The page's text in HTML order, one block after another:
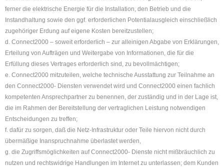
ferner die elektrische Energie für die Installation, den Betrieb und die
Instandhaltung sowie den ggf. erforderlichen Potentialausgleich einschließlich
zugehöriger Erdung auf eigene Kosten bereitzustellen;
d. Connect2000 – soweit erforderlich – zur alleinigen Abgabe von Erklärungen,
Erteilung von Aufträgen und Weitergabe von Informationen, die für die
Erfüllung dieses Vertrages erforderlich sind, zu bevollmächtigen;
e. Connect2000 mitzuteilen, welche technische Ausstattung zur Teilnahme an
den Connect2000- Diensten verwendet wird und Connect2000 einen fachlich
kompetenten Ansprechpartner zu benennen, der zuständig und in der Lage ist,
die im Rahmen der Bereitstellung der vertraglichen Leistung notwendigen
Entscheidungen zu treffen;
f. dafür zu sorgen, daß die Netz-Infrastruktur oder Teile hiervon nicht durch
übermäßige Inanspruchnahme überlastet werden,
g. die Zugriffsmöglichkeiten auf Connect2000- Dienste nicht mißbräuchlich zu
nutzen und rechtswidrige Handlungen im Internet zu unterlassen; dem Kunden